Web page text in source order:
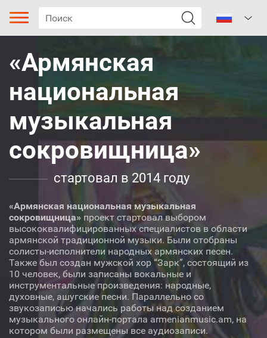
Тип песни
Регион
Автор
Исполнитель
Арсен Амбарян
Лусинэ Тороян
«Армянская
национальная
музыкальная
сокровищница»
стартовал в 2014 году
«Армянская национальная музыкальная
сокровищница» проект стартовал выбором
высококвалифицированных специалистов в области
армянской традиционной музыки. Были отобраны
солисты-исполнители народных армянских песен.
Также был создан мужской хор “Зарк”, состоящий из
10 человек, были записаны вокальные и
инструментальные произведения: народные,
духовные, ашугские песни. Параллельно со
звукозаписью начались работы над созданием
музыкального онлайн-портала armenianmusic.am, на
котором были размещены все аудиозаписи.